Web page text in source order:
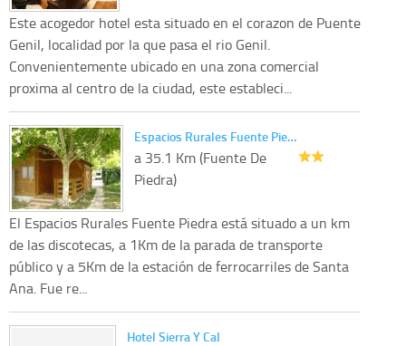
Este acogedor hotel esta situado en el corazon de Puente
Genil, localidad por la que pasa el rio Genil.
Convenientemente ubicado en una zona comercial
proxima al centro de la ciudad, este estableci...
Espacios Rurales Fuente Pie…
a 35.1 Km (Fuente De
Piedra)
El Espacios Rurales Fuente Piedra está situado a un km
de las discotecas, a 1Km de la parada de transporte
público y a 5Km de la estación de ferrocarriles de Santa
Ana. Fue re...
Hotel Sierra Y Cal